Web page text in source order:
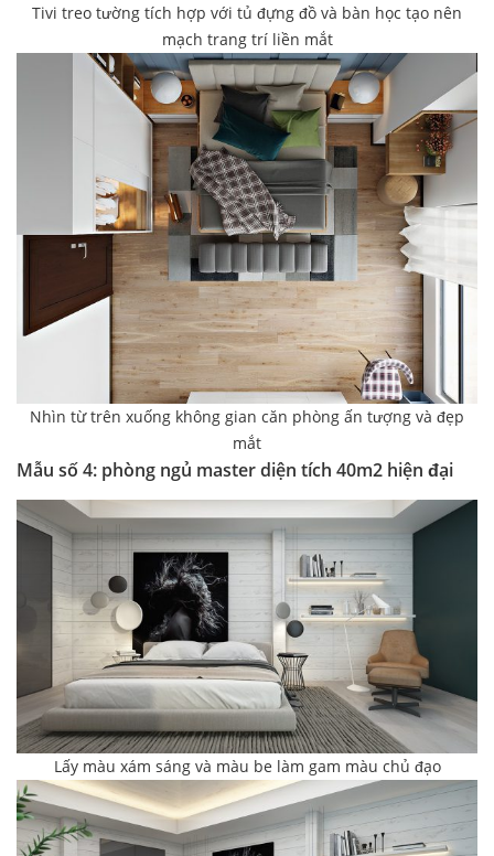
Tivi treo tường tích hợp với tủ đựng đồ và bàn học tạo nên
mạch trang trí liền mắt
Nhìn từ trên xuống không gian căn phòng ấn tượng và đẹp
mắt
Mẫu số 4: phòng ngủ master diện tích 40m2 hiện đại
Lấy màu xám sáng và màu be làm gam màu chủ đạo